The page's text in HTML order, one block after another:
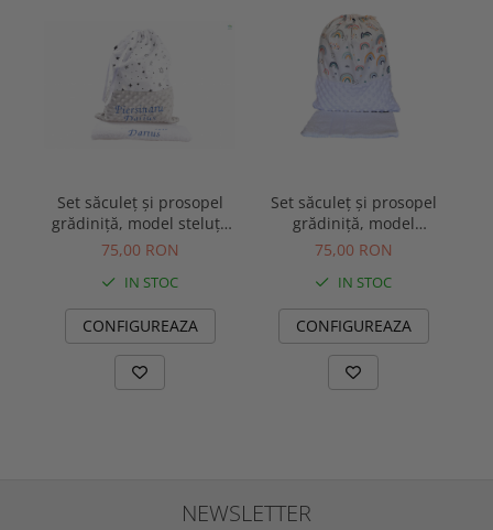
Set săculeț și prosopel
grădiniță, model steluțe
și pluș gri
75,00 RON
IN STOC
CONFIGUREAZA
Set săculeț și prosopel
grădiniță, model
curcubee și pluș minky
75,00 RON
IN STOC
CONFIGUREAZA
NEWSLETTER